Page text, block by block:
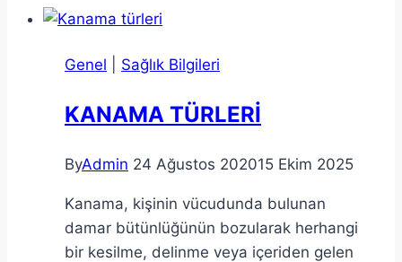
ve
Çeşitleri
Genel Sağlık Bilgileri
KANAMA TÜRLERİ
ByAdmin 24 Ağustos 202015 Ekim 2025
Kanama, kişinin vücudunda bulunan
damar bütünlüğünün bozularak herhangi
bir kesilme, delinme veya içeriden gelen